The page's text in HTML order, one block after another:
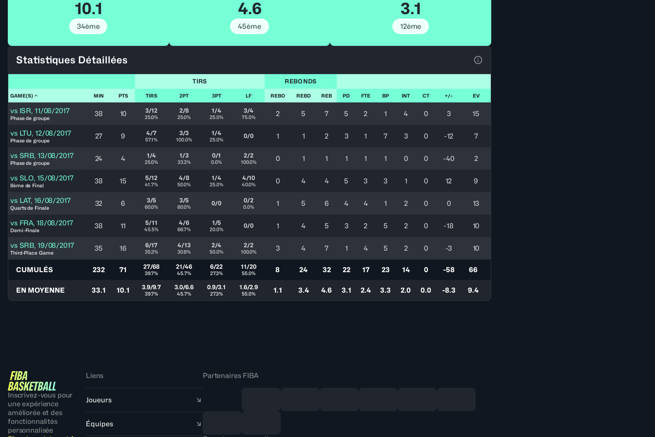
10.1
34ème
4.6
45ème
3.1
12ème
Statistiques Détaillées
TIRS REBONDS
GAME(S) MIN PTS TIRS 2PT 3PT LF REBO REBD REB PD FTE BP INT CT +/- EV
vs ISR, 11/08/2017
Phase de groupe
38 10 3/12
25.0%
2/8
25.0%
1/4
25.0%
3/4
75.0% 2 5 7 5 2 1 4 0 3 15
vs LTU, 12/08/2017
Phase de groupe
27 9 4/7
57.1%
3/3
100.0%
1/4
25.0% 0/0 1 1 2 3 1 7 3 0 -12 7
vs SRB, 13/08/2017
Phase de groupe
24 4 1/4
25.0%
1/3
33.3%
0/1
0.0%
2/2
100.0% 0 1 1 1 1 1 0 0 -40 2
vs SLO, 15/08/2017
8ème de Final
38 15 5/12
41.7%
4/8
50.0%
1/4
25.0%
4/10
40.0% 0 4 4 5 3 3 1 0 12 9
vs LAT, 16/08/2017
Quarts de Finale
32 6 3/5
60.0%
3/5
60.0% 0/0 0/2
0.0% 1 5 6 4 4 1 2 0 0 13
vs FRA, 18/08/2017
Demi-Finale
38 11 5/11
45.5%
4/6
66.7%
1/5
20.0% 0/0 1 4 5 3 2 5 2 0 -18 10
vs SRB, 19/08/2017
Third-Place Game
35 16 6/17
35.3%
4/13
30.8%
2/4
50.0%
2/2
100.0% 3 4 7 1 4 5 2 0 -3 10
CUMULÉS 232 71 27/68
39.7%
21/46
45.7%
6/22
27.3%
11/20
55.0% 8 24 32 22 17 23 14 0 -58 66
EN MOYENNE 33.1 10.1 3.9/9.7
39.7%
3.0/6.6
45.7%
0.9/3.1
27.3%
1.6/2.9
55.0% 1.1 3.4 4.6 3.1 2.4 3.3 2.0 0.0 -8.3 9.4
Inscrivez-vous pour
une expérience
améliorée et des
fonctionnalités
personnalisée
Liens
Joueurs
Équipes
Partenaires FIBA